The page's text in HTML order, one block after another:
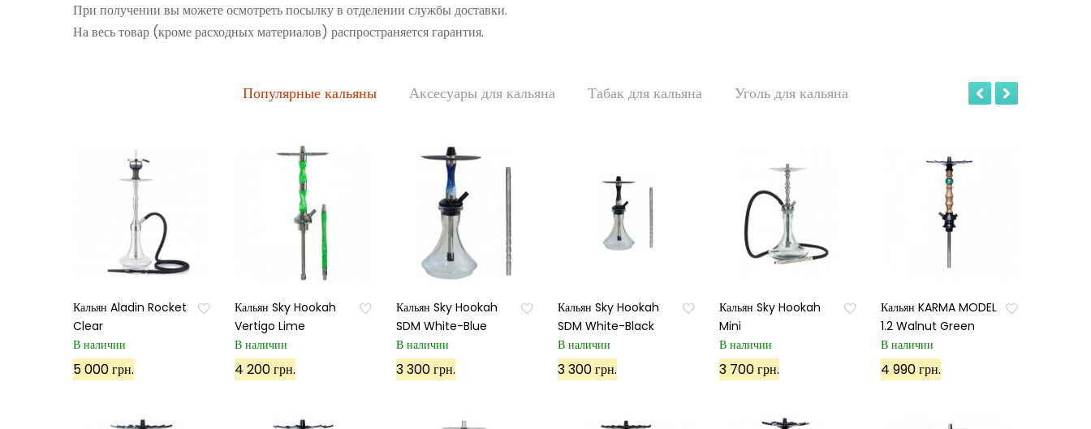
При получении вы можете осмотреть посылку в отделении службы доставки.
На весь товар (кроме расходных материалов) распространяется гарантия.
Популярные кальяны Аксесуары для кальяна Табак для кальяна Уголь для кальяна
Кальян Aladin Rocket
Clear
В наличии
5 000 грн.
Кальян Sky Hookah
Vertigo Lime
В наличии
4 200 грн.
Кальян Sky Hookah
SDM White-Blue
В наличии
3 300 грн.
Кальян Sky Hookah
SDM White-Black
В наличии
3 300 грн.
Кальян Sky Hookah
Mini
В наличии
3 700 грн.
Кальян KARMA MODEL
1.2 Walnut Green
В наличии
4 990 грн.